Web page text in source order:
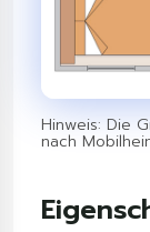
Hinweis: Die
nach